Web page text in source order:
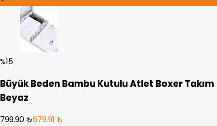
%15
Büyük Beden Bambu Kutulu Atlet Boxer Takım
Beyaz
799.90 ₺679.91 ₺